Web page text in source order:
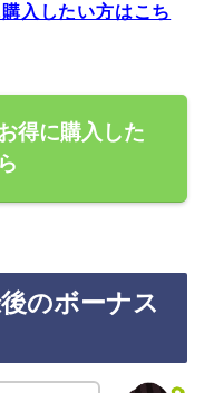
入したい方はこち
得に購入した
のボーナス